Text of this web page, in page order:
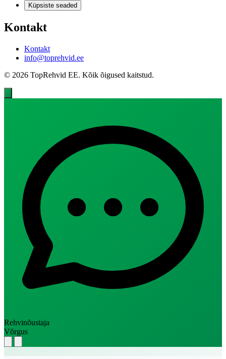
Küpsiste seaded
Kontakt
Kontakt
info@toprehvid.ee
© 2026 TopRehvid EE. Kõik õigused kaitstud.
Rehvinõustaja
Võrgus